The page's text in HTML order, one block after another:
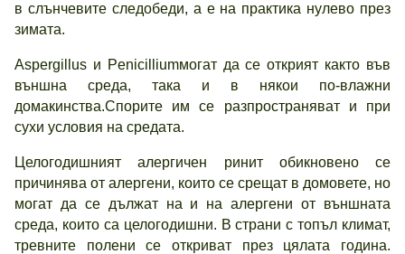
в слънчевите следобеди, а е на практика нулево през
зимата.
Aspergillus и Penicilliumмогат да се открият както във
външна среда, така и в някои по-влажни
домакинства.Спорите им се разпространяват и при
сухи условия на средата.
Целогодишният алергичен ринит обикновено се
причинява от алергени, които се срещат в домовете, но
могат да се дължат на и на алергени от външната
среда, които са целогодишни. В страни с топъл климат,
тревните полени се откриват през цялата година.